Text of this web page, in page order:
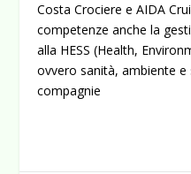
Costa Crociere e AIDA
competenze anche la
alla HESS (Health,
ovvero sanità, ambiente e
compagnie